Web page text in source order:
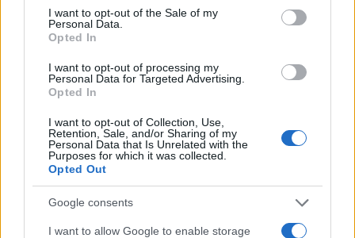
consent section.
I want to opt-out of the Sale of my
Personal Data.
Opted In
I want to opt-out of processing my
Personal Data for Targeted Advertising.
Opted In
I want to opt-out of Collection, Use,
Retention, Sale, and/or Sharing of my
Personal Data that Is Unrelated with the
Purposes for which it was collected.
Opted Out
Google consents
I want to allow Google to enable storage
NECROLOGIE
Mario Malu
Paolo Pinna